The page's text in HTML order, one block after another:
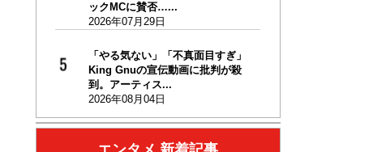
ックMCに賛否…...
2026年07月29日
「やる気ない」「不真面目すぎ」
King Gnuの宣伝動画に批判が殺
到。アーティス...
2026年08月04日